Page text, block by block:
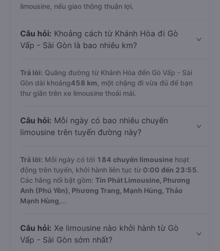
limousine, nếu giao thông thuận lợi.
Câu hỏi: Khoảng cách từ Khánh Hòa đi Gò
Vấp - Sài Gòn là bao nhiêu km?
Trả lời: Quãng đường từ Khánh Hòa đến Gò Vấp - Sài
Gòn dài khoảng458 km , một chặng đi vừa đủ để bạn
thư giãn trên xe limousine thoải mái.
Câu hỏi: Mỗi ngày có bao nhiêu chuyến
limousine trên tuyến đường này?
Trả lời: Mỗi ngày có tới 184 chuyến limousine hoạt
động trên tuyến, khởi hành liên tục từ 0:00 đến 23:55.
Các hãng nổi bật gồm: Tín Phát Limousine, Phương
Anh (Phú Yên), Phương Trang, Mạnh Hùng, Thảo
Mạnh Hùng ,...
Câu hỏi: Xe limousine nào khởi hành từ Gò
Vấp - Sài Gòn sớm nhất?